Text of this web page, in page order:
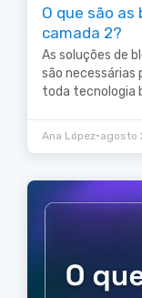
O que são as
camada 2?
As soluções de
são necessárias
toda tecnologia
Ana López•agosto